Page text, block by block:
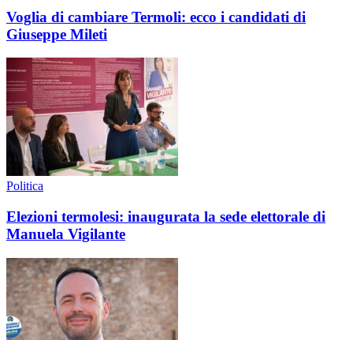
Voglia di cambiare Termoli: ecco i candidati di
Giuseppe Mileti
Politica
Elezioni termolesi: inaugurata la sede elettorale di
Manuela Vigilante